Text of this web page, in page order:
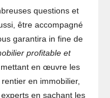
questions et
être accompagné
garantira in fine de
profitable et
en œuvre les
en immobilier,
en sachant les